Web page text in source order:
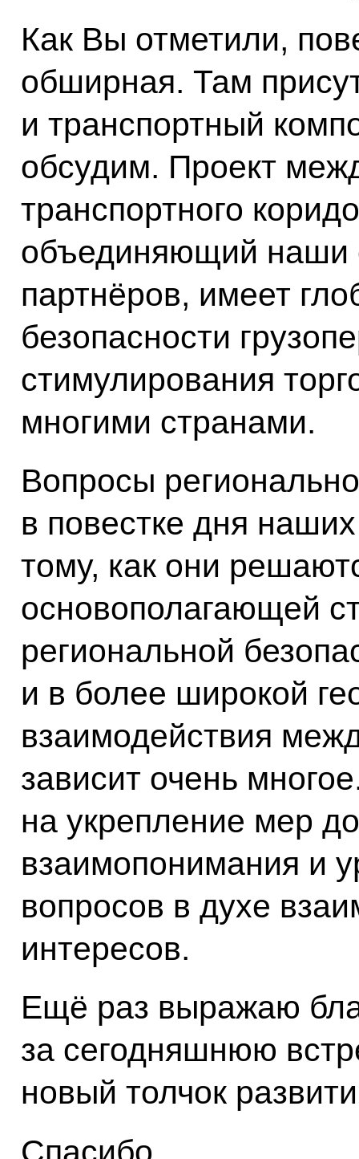
Как Вы отметили,
обширная. Там
и транспортный
обсудим. Проект
транспортного
объединяющий наши
партнёров, имеет
безопасности
стимулирования
многими странами.
Вопросы
в повестке дня
тому, как они
основополагающей
региональной
и в более широкой
взаимодействия
зависит очень
на укрепление мер
взаимопонимания и
вопросов в духе
интересов.
Ещё раз выражаю
за сегодняшнюю
новый толчок